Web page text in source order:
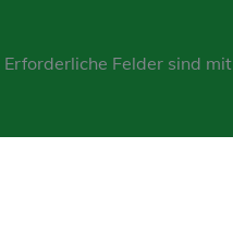
Erforderliche Felder sind mit